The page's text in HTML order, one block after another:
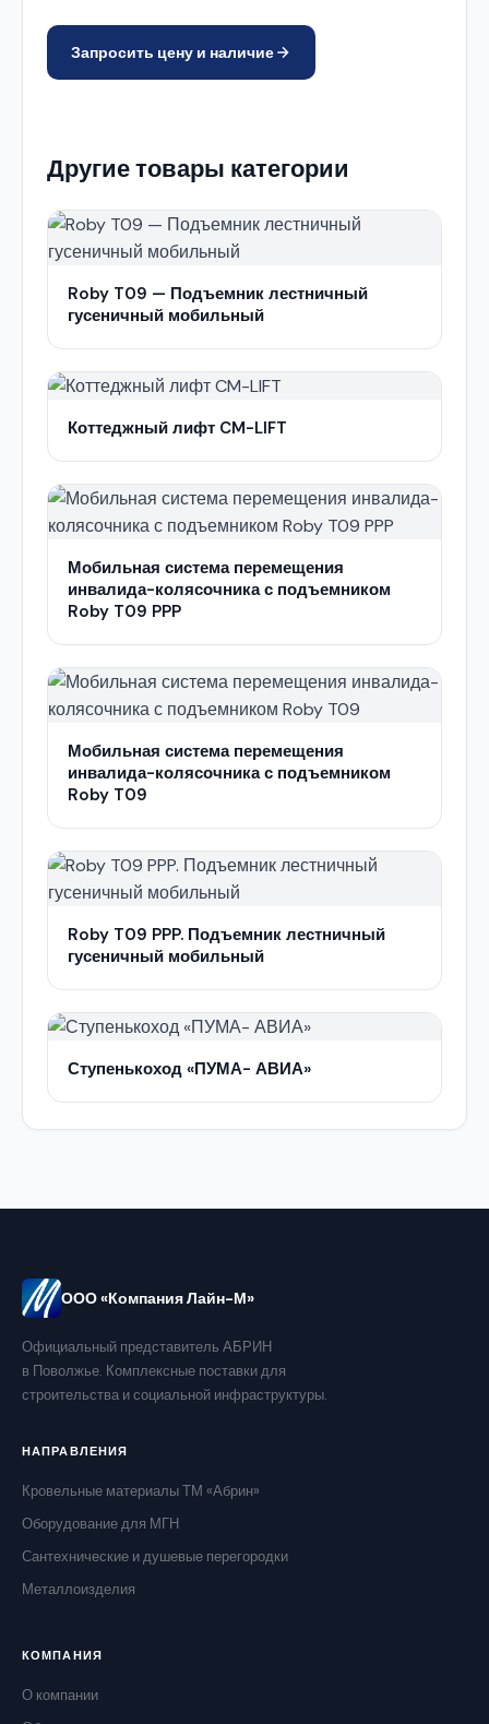
Запросить цену и наличие
Другие товары категории
Roby T09 — Подъемник лестничный
гусеничный мобильный
Коттеджный лифт CM-LIFT
Мобильная система перемещения
инвалида-колясочника с подъемником
Roby T09 PPP
Мобильная система перемещения
инвалида-колясочника с подъемником
Roby T09
Roby T09 PPP. Подъемник лестничный
гусеничный мобильный
Ступенькоход «ПУМА- АВИА»
ООО «Компания Лайн-М»
Официальный представитель АБРИН
в Поволжье. Комплексные поставки для
строительства и социальной инфраструктуры.
НАПРАВЛЕНИЯ
Кровельные материалы ТМ «Абрин»
Оборудование для МГН
Сантехнические и душевые перегородки
Металлоизделия
КОМПАНИЯ
О компании